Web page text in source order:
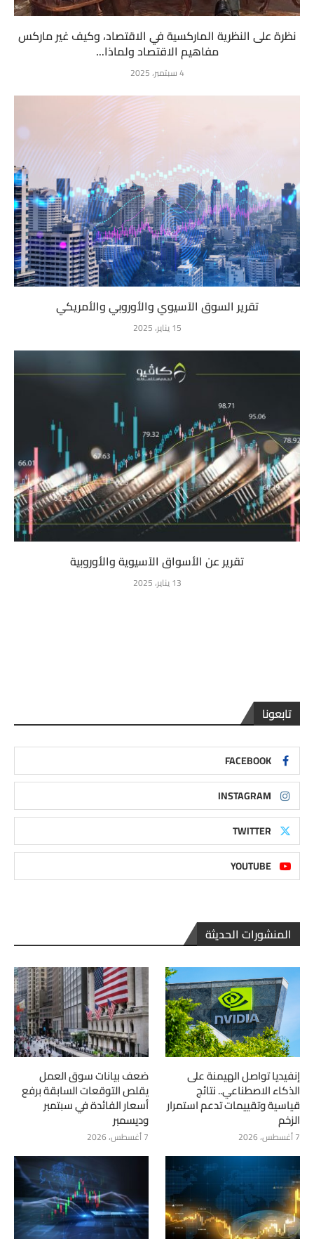
نظرة على النظرية الماركسية في الاقتصاد، وكيف غير ماركس
مفاهيم الاقتصاد ولماذا...
4 سبتمبر، 2025
تقرير السوق الآسيوي والأوروبي والأمريكي
15 يناير، 2025
تقرير عن الأسواق الآسيوية والأوروبية
13 يناير، 2025
تابعونا
FACEBOOK
INSTAGRAM
TWITTER
YOUTUBE
المنشورات الحديثة
إنفيديا تواصل الهيمنة على
الذكاء الاصطناعي.. نتائج
قياسية وتقييمات تدعم استمرار
الزخم
7 أغسطس، 2026
ضعف بيانات سوق العمل
يقلص التوقعات السابقة برفع
أسعار الفائدة في سبتمبر
وديسمبر
7 أغسطس، 2026